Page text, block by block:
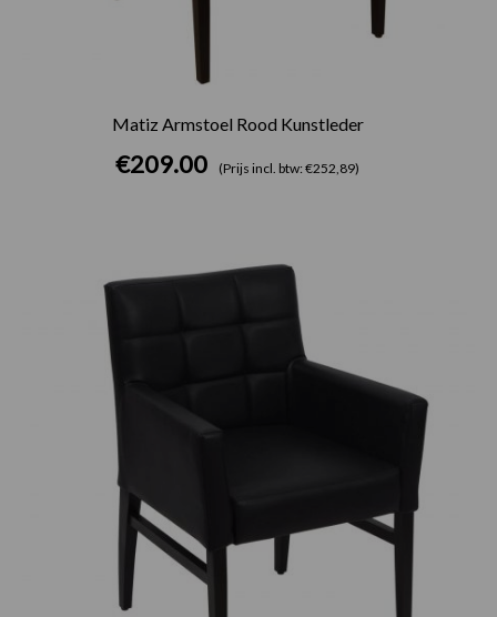
Matiz Armstoel Rood Kunstleder
€209.00 (Prijs incl. btw: €252,89)